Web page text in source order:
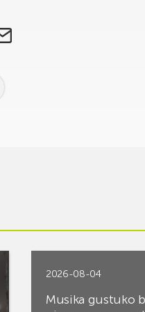
2026-08-04
Musika gustuko